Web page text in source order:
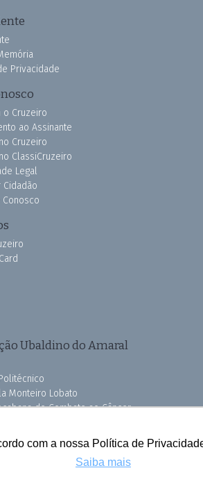
com a nossa Política de
Saiba mais
Privacidade
o Cruzeiro
ao Assinante
Cruzeiro
ClassiCruzeiro
Legal
Ubaldino do Amaral
Monteiro Lobato
de Combate ao Câncer
OSSEL